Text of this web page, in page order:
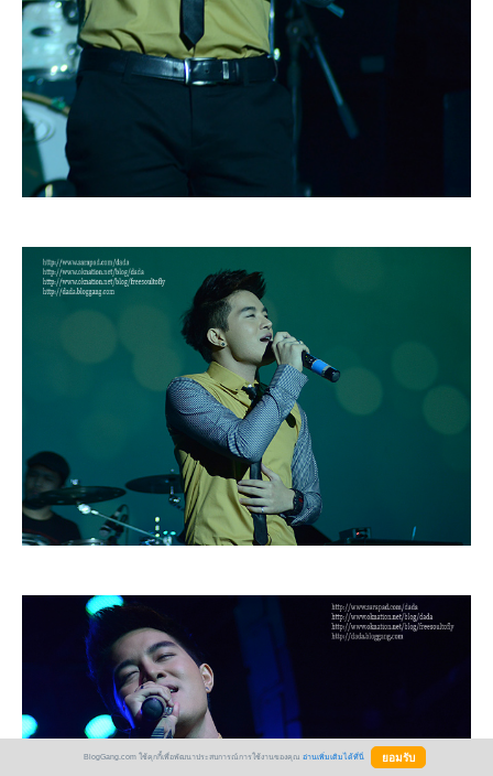
BlogGang.com ใช้คุกกี้เพื่อพัฒนาประสบการณ์การใช้งานของคุณ อ่านเพิ่มเติมได้ที่นี่